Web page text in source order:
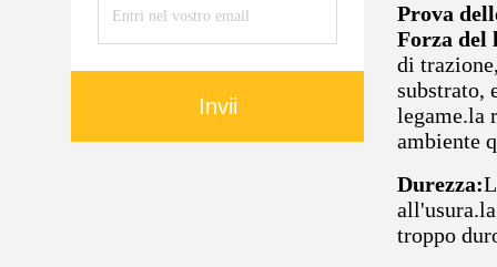
Invii
Prova
Forza del
di
substrato,
legame.la
ambiente
Durezza:
troppo